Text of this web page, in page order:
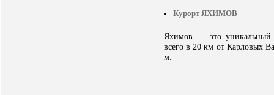
Курорт ЯХИМОВ
Яхимов — это уникальный
всего в 20 км от Карловых
м.